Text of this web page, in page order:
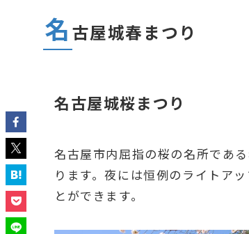
名 古屋城春まつり
名古屋城桜まつり
名古屋市内屈指の桜の名所であ
ります。夜には恒例のライトア
とができます。